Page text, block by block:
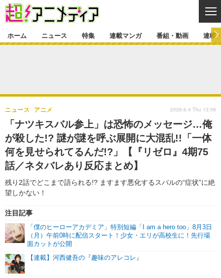
ゲーム・アプリ マンガ
グッズ イベント
声優 コスプレ
特集一覧 カバー
ラキりす
連載マンガ
連載マンガ一覧
番組・動画
番組・動画一覧 ラジオ
動画
連載・ブログ
連載・ブログ一覧
編集部ブログ・お知らせ
ホーム ニュース 特集 連載マンガ 番組・動画 連載
「ナツキスバル参上」は恐怖のメッセージ…俺
が殺した!? 謎が謎を呼ぶ展開に大混乱!!「一体
何を見せられてるんだ!?」【『リゼロ』4期75
話／ネタバレあり反応まとめ】
残り2話でどこまで語られる!? ますます悪化するスバルの“症状”に絶
望しかない！
ニュース アニメ
注目記事
「僕のヒーローアカデミア」特別短編「I am a hero too」8月3日
（月）午前0時に配信スタート！少女・エリが高校生に！先行場
面カットが公開
【連載】河西健吾の『趣味のアレコレ』
2026.6.4 Thu 13:06